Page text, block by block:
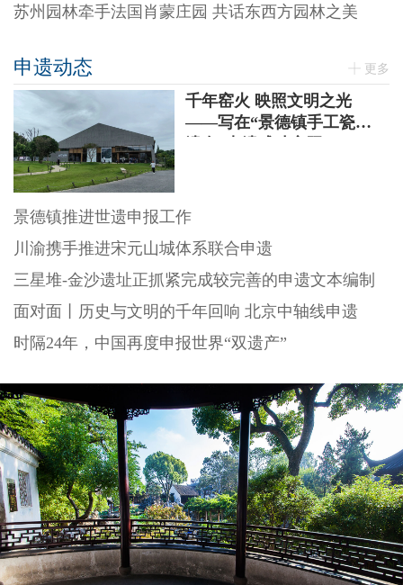
苏州园林牵手法国肖蒙庄园 共话东西方园林之美
申遗动态 更多
千年窑火 映照文明之光
——写在“景德镇手工瓷业
景德镇推进世遗申报工作
川渝携手推进宋元山城体系联合申遗
三星堆-金沙遗址正抓紧完成较完善的申遗文本编制
面对面丨历史与文明的千年回响 北京中轴线申遗
时隔24年，中国再度申报世界“双遗产”